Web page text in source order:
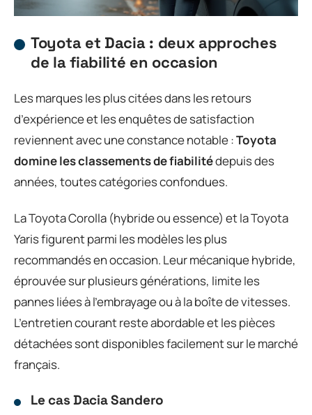
Toyota et Dacia : deux approches
de la fiabilité en occasion
Les marques les plus citées dans les retours
d’expérience et les enquêtes de satisfaction
reviennent avec une constance notable :Toyota
domine les classements de fiabilitédepuis des
années, toutes catégories confondues.
La Toyota Corolla (hybride ou essence) et la Toyota
Yaris figurent parmi les modèles les plus
recommandés en occasion. Leur mécanique hybride,
éprouvée sur plusieurs générations, limite les
pannes liées à l’embrayage ou à la boîte de vitesses.
L’entretien courant reste abordable et les pièces
détachées sont disponibles facilement sur le marché
français.
Le cas Dacia Sandero